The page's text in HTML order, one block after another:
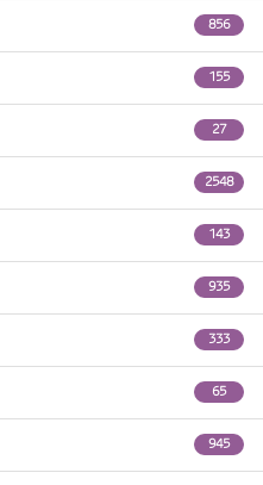
856
155
27
2548
143
935
333
65
945